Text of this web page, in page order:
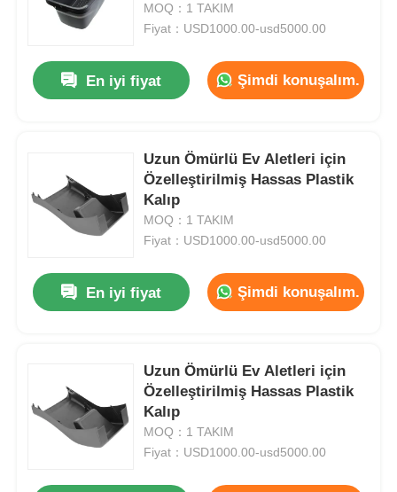
MOQ：1 TAKIM
Fiyat：USD1000.00-usd5000.00
En iyi fiyat Şimdi konuşalım.
Uzun Ömürlü Ev Aletleri için
Özelleştirilmiş Hassas Plastik
Kalıp
MOQ：1 TAKIM
Fiyat：USD1000.00-usd5000.00
En iyi fiyat Şimdi konuşalım.
Uzun Ömürlü Ev Aletleri için
Özelleştirilmiş Hassas Plastik
Kalıp
MOQ：1 TAKIM
Fiyat：USD1000.00-usd5000.00